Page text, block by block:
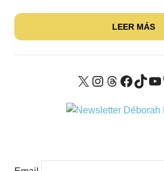
LEER MÁS
X Instagram
Threads